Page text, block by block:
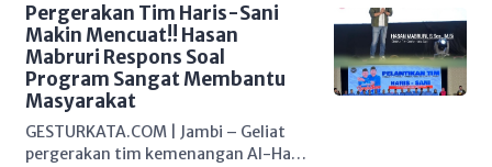
Pergerakan Tim Haris-Sani
Makin Mencuat!! Hasan
Mabruri Respons Soal
Program Sangat Membantu
Masyarakat
GESTURKATA.COM | Jambi – Geliat
pergerakan tim kemenangan Al-Haris